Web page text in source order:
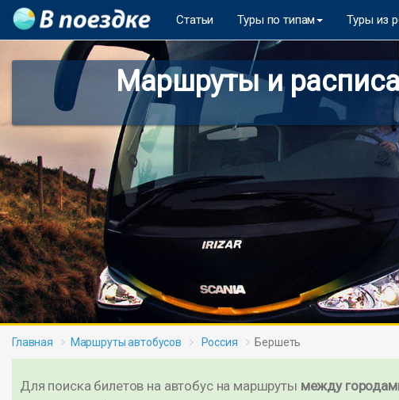
Статьи Туры по типам Туры из
Маршруты и
Главная Маршруты автобусов Россия Бершеть
Для поиска билетов на автобус на маршруты между